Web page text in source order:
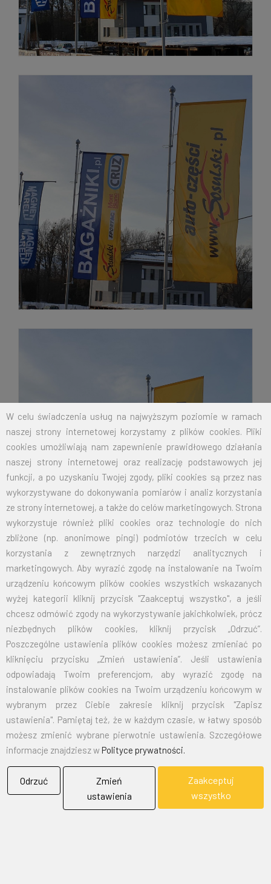
W celu świadczenia usług na najwyższym poziomie w ramach
naszej strony internetowej korzystamy z plików cookies. Pliki
cookies umożliwiają nam zapewnienie prawidłowego działania
naszej strony internetowej oraz realizację podstawowych jej
funkcji, a po uzyskaniu Twojej zgody, pliki cookies są przez nas
wykorzystywane do dokonywania pomiarów i analiz korzystania
ze strony internetowej, a także do celów marketingowych. Strona
wykorzystuje również pliki cookies oraz technologie do nich
zbliżone (np. anonimowe pingi) podmiotów trzecich w celu
korzystania z zewnętrznych narzędzi analitycznych i
marketingowych. Aby wyrazić zgodę na instalowanie na Twoim
urządzeniu końcowym plików cookies wszystkich wskazanych
wyżej kategorii kliknij przycisk "Zaakceptuj wszystko", a jeśli
chcesz odmówić zgody na wykorzystywanie jakichkolwiek, prócz
niezbędnych plików cookies, kliknij przycisk „Odrzuć”.
Poszczególne ustawienia plików cookies możesz zmieniać po
kliknięciu przycisku „Zmień ustawienia”. Jeśli ustawienia
odpowiadają Twoim preferencjom, aby wyrazić zgodę na
instalowanie plików cookies na Twoim urządzeniu końcowym w
wybranym przez Ciebie zakresie kliknij przycisk "Zapisz
ustawienia". Pamiętaj też, że w każdym czasie, w łatwy sposób
możesz zmienić wybrane pierwotnie ustawienia. Szczegółowe
informacje znajdziesz wPolityce prywatności.
Odrzuć
Zmień
ustawienia
Zaakceptuj
wszystko